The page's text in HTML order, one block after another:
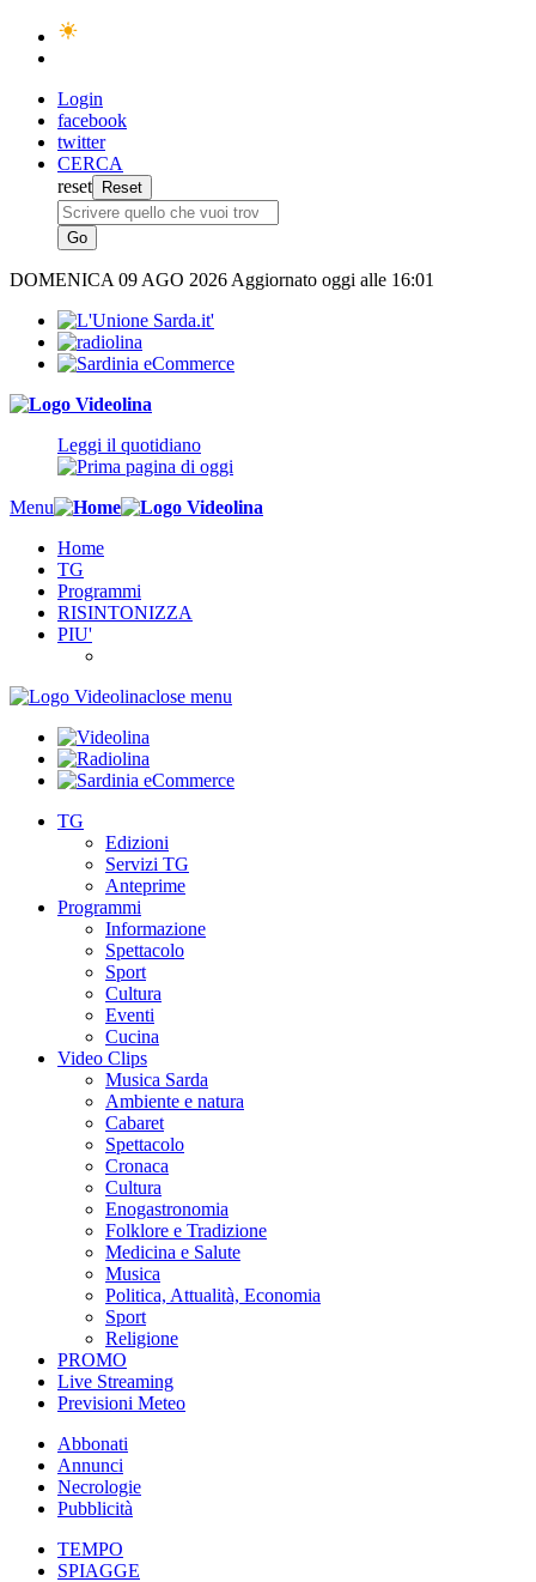
Login
facebook
twitter
CERCA
reset
DOMENICA 09 AGO 2026 Aggiornato oggi alle 16:01
Leggi il quotidiano
Menu
Home
TG
Programmi
RISINTONIZZA
PIU'
close menu
TG
Edizioni
Servizi TG
Anteprime
Programmi
Informazione
Spettacolo
Sport
Cultura
Eventi
Cucina
Video Clips
Musica Sarda
Ambiente e natura
Cabaret
Spettacolo
Cronaca
Cultura
Enogastronomia
Folklore e Tradizione
Medicina e Salute
Musica
Politica, Attualità, Economia
Sport
Religione
PROMO
Live Streaming
Previsioni Meteo
Abbonati
Annunci
Necrologie
Pubblicità
TEMPO
SPIAGGE